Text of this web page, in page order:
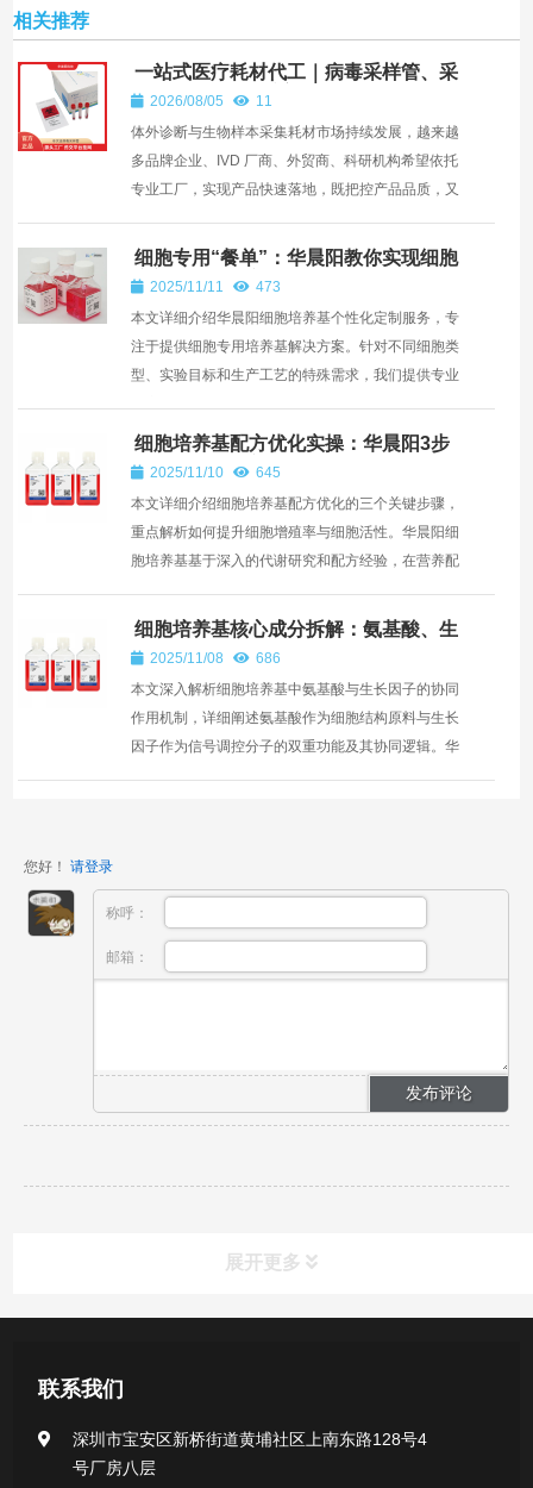
相关推荐
一站式医疗耗材代工｜病毒采样管、采
样拭子、棉签杆注塑、来料加工服务
—— 深圳市华晨阳科技有限公司
2026/08/05
11
体外诊断与生物样本采集耗材市场持续发展，越来越
多品牌企业、IVD 厂商、外贸商、科研机构希望依托
专业工厂，实现产品快速落地，既把控产品品质，又
细胞专用“餐单”：华晨阳教你实现细胞
培养基个性化定制
2025/11/11
473
本文详细介绍华晨阳细胞培养基个性化定制服务，专
注于提供细胞专用培养基解决方案。针对不同细胞类
型、实验目标和生产工艺的特殊需求，我们提供专业
细胞培养基配方优化实操：华晨阳3步
提升细胞增殖率与活性
2025/11/10
645
本文详细介绍细胞培养基配方优化的三个关键步骤，
重点解析如何提升细胞增殖率与细胞活性。华晨阳细
胞培养基基于深入的代谢研究和配方经验，在营养配
细胞培养基核心成分拆解：氨基酸、生
长因子的协同作用
2025/11/08
686
本文深入解析细胞培养基中氨基酸与生长因子的协同
作用机制，详细阐述氨基酸作为细胞结构原料与生长
因子作为信号调控分子的双重功能及其协同逻辑。华
您好！ 请登录
称呼：
邮箱：
展开更多
行业新闻
联系我们
深圳市宝安区新桥街道黄埔社区上南东路128号4
号厂房八层